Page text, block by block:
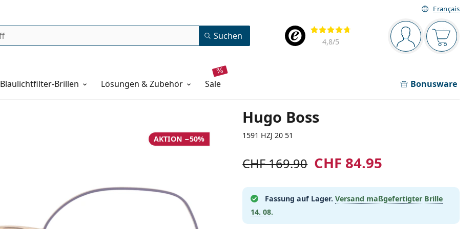
Français
Navigationsleiste
Sie sind Der
Bewertung
4,8/5
Suchen
Blaulichtfilter-Brillen Lösungen & Zubehör sale Bonusware
Hugo Boss
1591 HZJ 20 51
AKTION −50%
CHF 169.90 CHF 84.95
Fassung auf Lager. Versand maßgefertigter Brille
14. 08.